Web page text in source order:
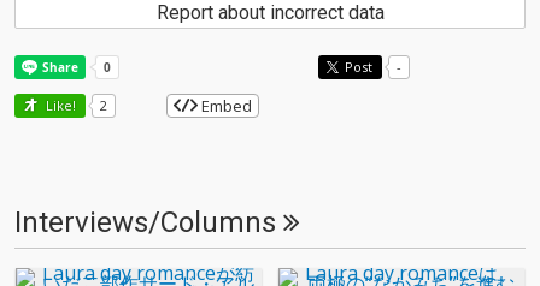
Report about incorrect data
Post -
Like! 2 Embed
Interviews/Columns